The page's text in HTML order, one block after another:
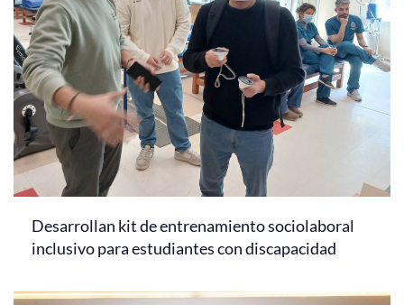
Desarrollan kit de entrenamiento sociolaboral
inclusivo para estudiantes con discapacidad